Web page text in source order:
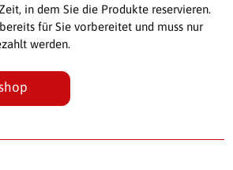
in dem Sie die Produkte reservieren.
für Sie vorbereitet und muss nur
werden.